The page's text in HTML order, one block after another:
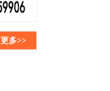
更多>>